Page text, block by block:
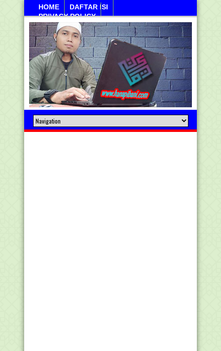
HOME
DAFTAR ISI
PRIVACY POLICY
Kamis, 06 Agustus 2026